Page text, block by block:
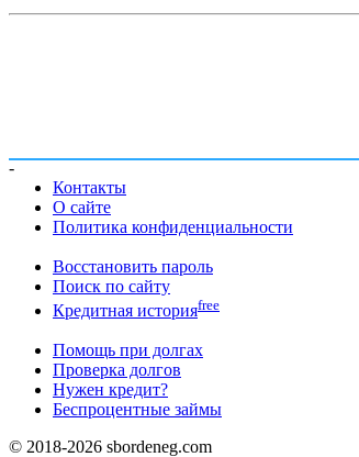
-
Контакты
О сайте
Политика конфиденциальности
Восстановить пароль
Поиск по сайту
Кредитная историяfree
Помощь при долгах
Проверка долгов
Нужен кредит?
Беспроцентные займы
© 2018-2026 sbordeneg.com